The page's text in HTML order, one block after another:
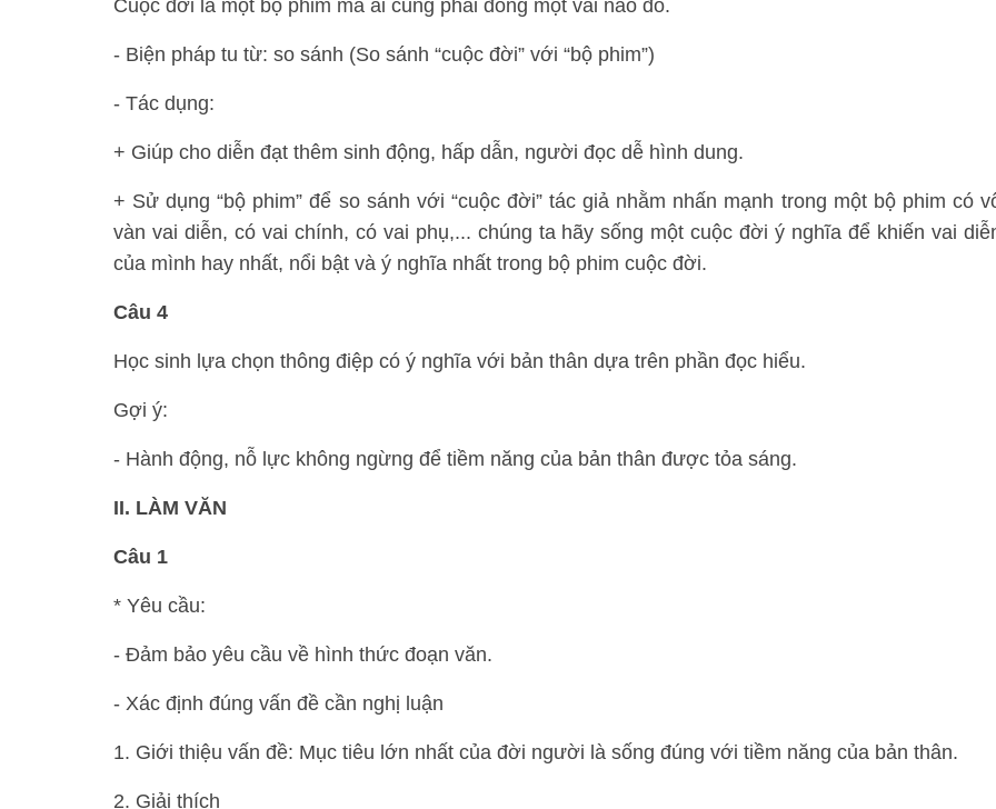
Cuộc đời là một bộ phim mà ai cũng phải đóng một vai nào đó.
- Biện pháp tu từ: so sánh (So sánh “cuộc đời” với “bộ phim”)
- Tác dụng:
+ Giúp cho diễn đạt thêm sinh động, hấp dẫn, người đọc dễ hình dung.
+ Sử dụng “bộ phim” để so sánh với “cuộc đời” tác giả nhằm nhấn mạnh trong một bộ phim có
vàn vai diễn, có vai chính, có vai phụ,... chúng ta hãy sống một cuộc đời ý nghĩa để khiến vai
của mình hay nhất, nổi bật và ý nghĩa nhất trong bộ phim cuộc đời.
Câu 4
Học sinh lựa chọn thông điệp có ý nghĩa với bản thân dựa trên phần đọc hiểu.
Gợi ý:
- Hành động, nỗ lực không ngừng để tiềm năng của bản thân được tỏa sáng.
II. LÀM VĂN
Câu 1
* Yêu cầu:
- Đảm bảo yêu cầu về hình thức đoạn văn.
- Xác định đúng vấn đề cần nghị luận
1. Giới thiệu vấn đề: Mục tiêu lớn nhất của đời người là sống đúng với tiềm năng của bản thân.
2. Giải thích